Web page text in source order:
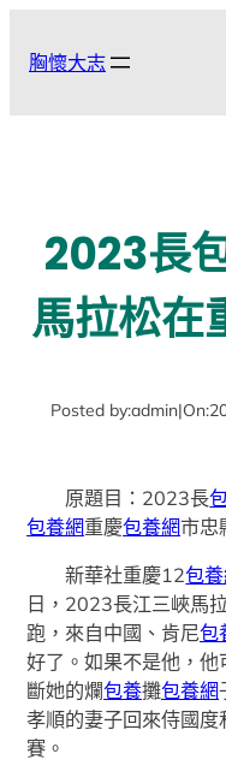
胸懷大志
2023長
馬拉松在
Posted by:admin|On:
原題目：2023長
包養網重慶包養網市忠
新華社重慶12包
日，2023長江三峽馬
跑，來自中國、肯尼包
好了。如果不是他，
斷她的爛包養攤包養網
孝順的妻子回來侍國度
賽。